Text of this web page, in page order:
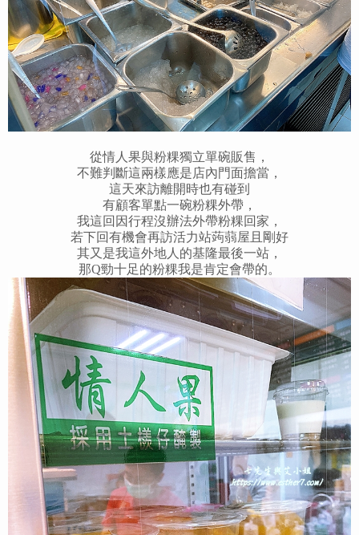
從情人果與粉粿獨立單碗販售，
不難判斷這兩樣應是店內門面擔當，
這天來訪離開時也有碰到
有顧客單點一碗粉粿外帶，
我這回因行程沒辦法外帶粉粿回家，
若下回有機會再訪活力站蒟蒻屋且剛好
其又是我這外地人的基隆最後一站，
那Q勁十足的粉粿我是肯定會帶的。